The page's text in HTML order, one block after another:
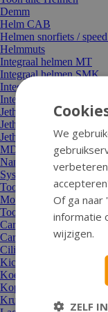
Demm
Helm CAB
Helmen snorfiets /
Helmmuts
Integraal helmen MT
Integraal helmen SMK
Integraal helmen Tornado
Integraal helmen Vito
Jethelm Tucano
Jethelmen Lem
Jethelmen MT
MDS-onderdelen
Nano-vizier
Systeemhelm Roof
Toon alle Helmen
Motor en aandrijving
Toon alle Motor en
Carburateur/sproeier/
Carterdeksel
Cilinders, koppen, zuigers
Kickstarters en
Koeling/thermostaat/
Koppelingen en delen
Krukassen + moeren
We
Of ga
informatie
wijzigen.
ZELF